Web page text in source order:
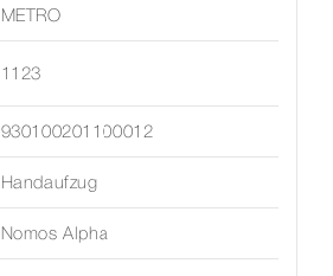
METRO
1123
930100201100012
Handaufzug
Nomos Alpha